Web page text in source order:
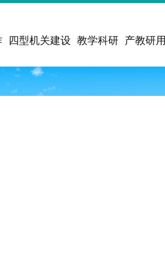
四型机关建设 教学科研 产教研用